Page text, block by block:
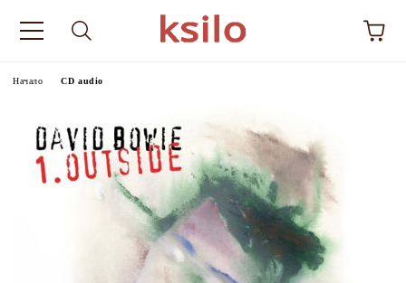
Начало CD audio